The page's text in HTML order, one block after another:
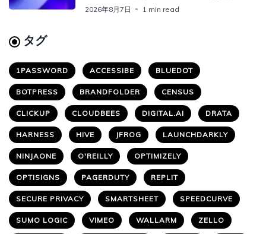
2026年8月7日 1 min read
タグ
1PASSWORD ACCESSIBE BLUEDOT
BOTPRESS BRANDFOLDER CENSUS
CLICKUP CLOUDBEES DIGITAL.AI DRATA
HARNESS HIVE JFROG LAUNCHDARKLY
NINJAONE O'REILLY OPTIMIZELY
OPTISIGNS PAGERDUTY REPLIT
SECURE PRIVACY SMARTSHEET SPEEDCURVE
SUMO LOGIC VIMEO WALLARM ZELLO